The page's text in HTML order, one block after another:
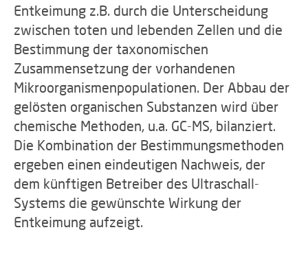
Entkeimung z.B. durch die Unterscheidung
zwischen toten und lebenden Zellen und die
Bestimmung der taxonomischen
Zusammensetzung der vorhandenen
Mikroorganismenpopulationen. Der Abbau der
gelösten organischen Substanzen wird über
chemische Methoden, u.a. GC-MS, bilanziert.
Die Kombination der Bestimmungsmethoden
ergeben einen eindeutigen Nachweis, der
dem künftigen Betreiber des Ultraschall-
Systems die gewünschte Wirkung der
Entkeimung aufzeigt.